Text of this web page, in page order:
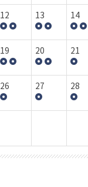
12 13 14
19 20 21
26 27 28